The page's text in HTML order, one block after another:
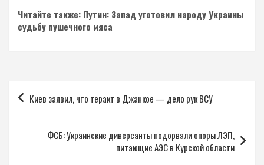
Читайте также: Путин: Запад уготовил народу Украины
судьбу пушечного мяса
Навигация
по
записям
Киев заявил, что теракт в Джанкое — дело рук ВСУ
ФСБ: Украинские диверсанты подорвали опоры ЛЭП,
питающие АЭС в Курской области